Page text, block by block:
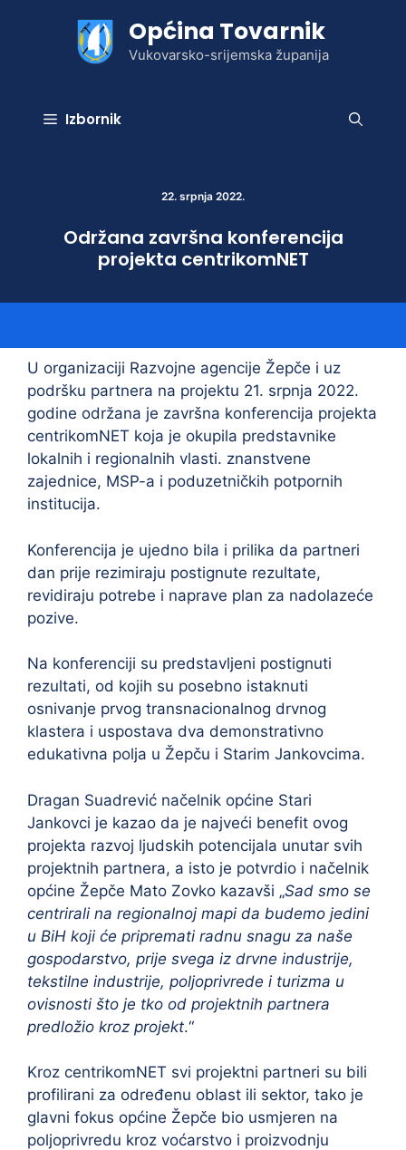
Općina Tovarnik
Vukovarsko-srijemska županija
Izbornik
22. srpnja 2022.
Održana završna konferencija
projekta centrikomNET
U organizaciji Razvojne agencije Žepče i uz
podršku partnera na projektu 21. srpnja 2022.
godine održana je završna konferencija projekta
centrikomNET koja je okupila predstavnike
lokalnih i regionalnih vlasti. znanstvene
zajednice, MSP-a i poduzetničkih potpornih
institucija.
Konferencija je ujedno bila i prilika da partneri
dan prije rezimiraju postignute rezultate,
revidiraju potrebe i naprave plan za nadolazeće
pozive.
Na konferenciji su predstavljeni postignuti
rezultati, od kojih su posebno istaknuti
osnivanje prvog transnacionalnog drvnog
klastera i uspostava dva demonstrativno
edukativna polja u Žepču i Starim Jankovcima.
Dragan Suadrević načelnik općine Stari
Jankovci je kazao da je najveći benefit ovog
projekta razvoj ljudskih potencijala unutar svih
projektnih partnera, a isto je potvrdio i načelnik
općine Žepče Mato Zovko kazavši „Sad smo se
centrirali na regionalnoj mapi da budemo jedini
u BiH koji će pripremati radnu snagu za naše
gospodarstvo, prije svega iz drvne industrije,
tekstilne industrije, poljoprivrede i turizma u
ovisnosti što je tko od projektnih partnera
predložio kroz projekt.“
Kroz centrikomNET svi projektni partneri su bili
profilirani za određenu oblast ili sektor, tako je
glavni fokus općine Žepče bio usmjeren na
poljoprivredu kroz voćarstvo i proizvodnju